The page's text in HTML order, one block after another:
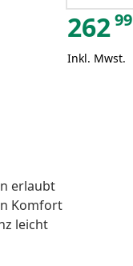
erlaubt
Komfort
leicht
26299
Inkl. Mwst.